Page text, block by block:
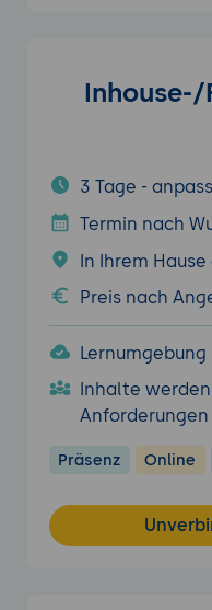
Inhouse-/
3 Tage -
Termin nach
In Ihrem
Preis nach
Inhalte
Anforderungen
Präsenz Online